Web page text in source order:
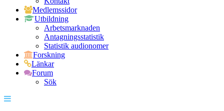
Medlemssidor
Utbildning
Arbetsmarknaden
Antagningsstatistik
Statistik audionomer
Forskning
Länkar
Forum
Sök